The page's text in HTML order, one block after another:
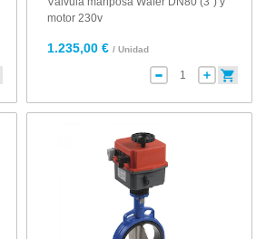
motor 230v
1.235,00 € / Unidad